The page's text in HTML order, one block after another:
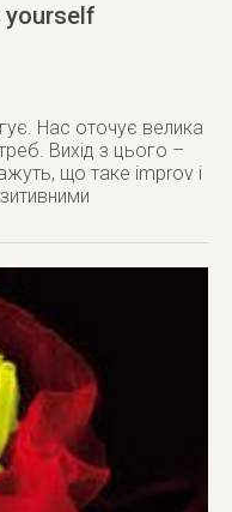
yourself
Нас оточує велика
Вихід з цього –
що таке improv і